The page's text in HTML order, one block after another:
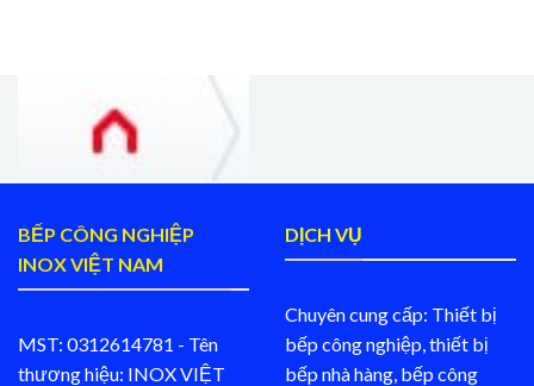
BẾP CÔNG NGHIỆP
INOX VIỆT NAM
MST: 0312614781 - Tên
thương hiệu: INOX VIỆT
DỊCH VỤ
Chuyên cung cấp: Thiết bị
bếp công nghiệp, thiết bị
bếp nhà hàng, bếp công